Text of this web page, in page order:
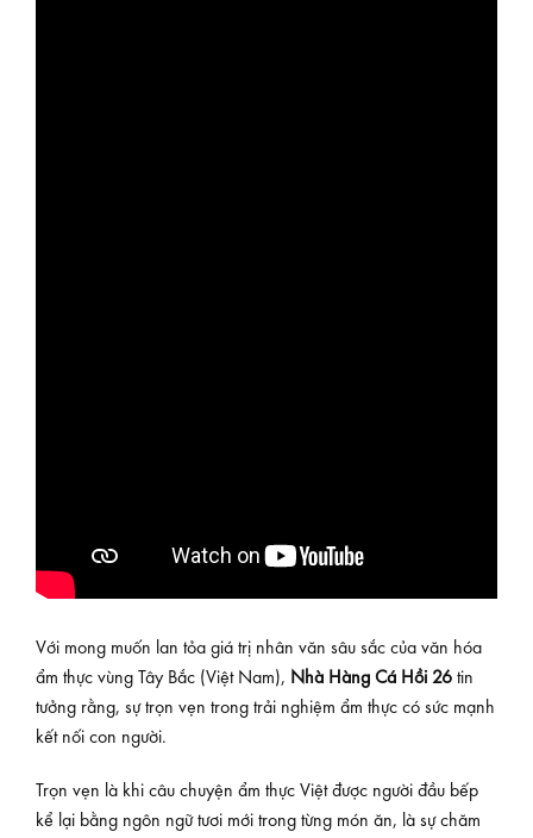
Với mong muốn lan tỏa giá trị nhân văn sâu sắc của văn hóa
ẩm thực vùng Tây Bắc (Việt Nam), Nhà Hàng Cá Hồi 26 tin
tưởng rằng, sự trọn vẹn trong trải nghiệm ẩm thực có sức mạnh
kết nối con người.
Trọn vẹn là khi câu chuyện ẩm thực Việt được người đầu bếp
kể lại bằng ngôn ngữ tươi mới trong từng món ăn, là sự chăm